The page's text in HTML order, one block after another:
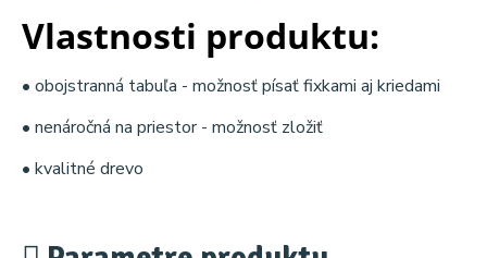
Vlastnosti produktu:
• obojstranná tabuľa - možnosť písať fixkami aj kriedami
• nenáročná na priestor - možnosť zložiť
• kvalitné drevo